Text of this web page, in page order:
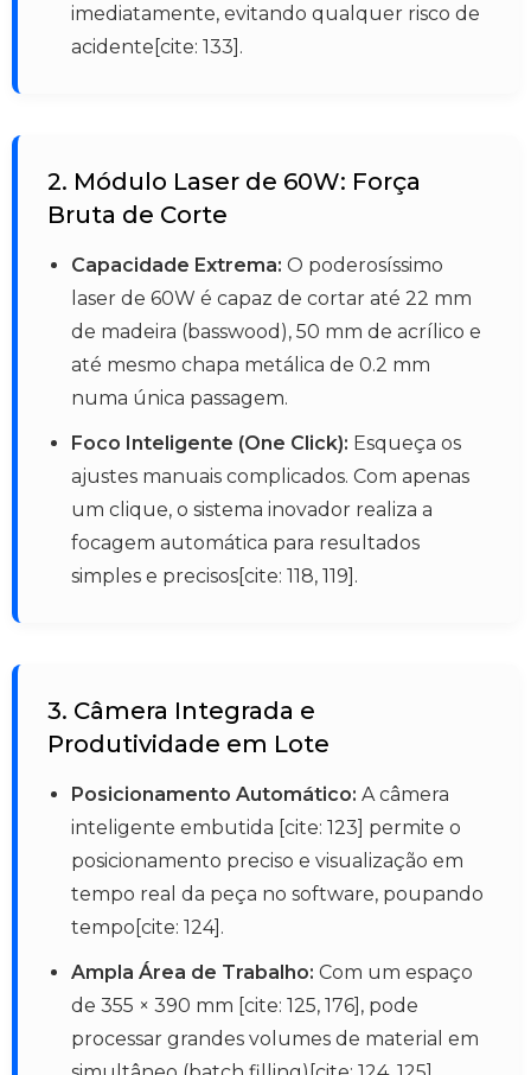
imediatamente, evitando qualquer risco de
acidente[cite: 133].
2. Módulo Laser de 60W: Força
Bruta de Corte
Capacidade Extrema: O poderosíssimo
laser de 60W é capaz de cortar até 22 mm
de madeira (basswood), 50 mm de acrílico e
até mesmo chapa metálica de 0.2 mm
numa única passagem.
Foco Inteligente (One Click): Esqueça os
ajustes manuais complicados. Com apenas
um clique, o sistema inovador realiza a
focagem automática para resultados
simples e precisos[cite: 118, 119].
3. Câmera Integrada e
Produtividade em Lote
Posicionamento Automático: A câmera
inteligente embutida [cite: 123] permite o
posicionamento preciso e visualização em
tempo real da peça no software, poupando
tempo[cite: 124].
Ampla Área de Trabalho: Com um espaço
de 355 × 390 mm [cite: 125, 176], pode
processar grandes volumes de material em